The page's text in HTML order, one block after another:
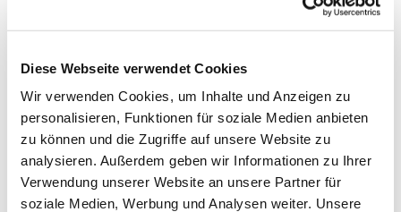
Diese Webseite verwendet Cookies
Wir verwenden Cookies, um Inhalte und Anzeigen zu
personalisieren, Funktionen für soziale Medien anbieten
zu können und die Zugriffe auf unsere Website zu
analysieren. Außerdem geben wir Informationen zu Ihrer
Verwendung unserer Website an unsere Partner für
soziale Medien, Werbung und Analysen weiter. Unsere